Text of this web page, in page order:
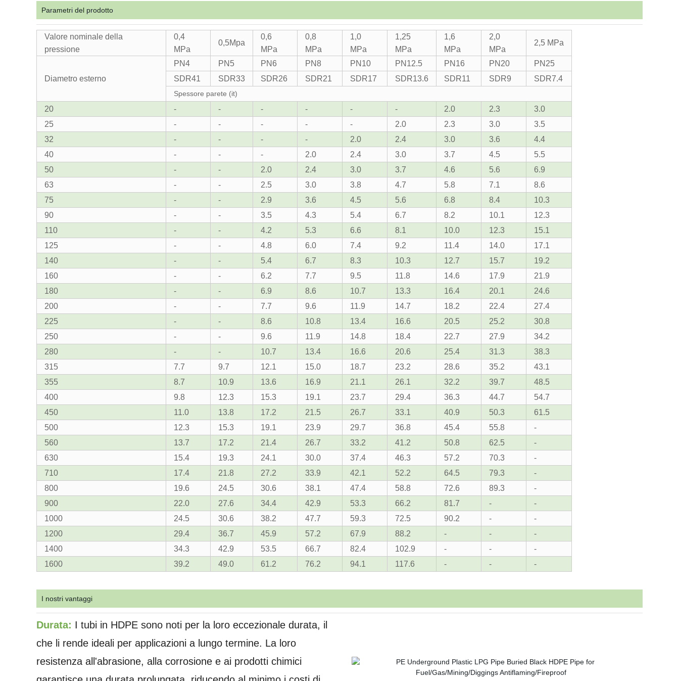
Parametri del prodotto
Valore nominale della
pressione
0,4
MPa
0,5Mpa
0,6
MPa
0,8
MPa
1,0
MPa
1,25
MPa
1,6
MPa
2,0
MPa
2,5 MPa
Diametro esterno
PN4 PN5 PN6 PN8 PN10 PN12.5 PN16 PN20
PN25
SDR41
SDR33 SDR26 SDR21 SDR17 SDR13.6 SDR11 SDR9 SDR7.4
Spessore parete (it)
20 - - - - - - 2.0 2.3
3.0
25
- - - - - 2.0 2.3 3.0
3.5
32
- - - - 2.0 2.4 3.0 3.6
4.4
40
- - - 2.0 2.4 3.0 3.7 4.5
5.5
50
- - 2.0 2.4 3.0 3.7 4.6 5.6
6.9
63
- - 2.5 3.0 3.8 4.7 5.8 7.1
8.6
75
- - 2.9 3.6 4.5 5.6 6.8 8.4
10.3
90
- - 3.5 4.3 5.4 6.7 8.2 10.1
12.3
110
- - 4.2 5.3 6.6 8.1 10.0 12.3
15.1
125
- - 4.8 6.0 7.4 9.2 11.4 14.0
17.1
140
- - 5.4 6.7 8.3 10.3 12.7 15.7
19.2
160
- - 6.2 7.7 9.5 11.8 14.6 17.9
21.9
180
- - 6.9 8.6 10.7 13.3 16.4 20.1
24.6
200
- - 7.7 9.6 11.9 14.7 18.2 22.4
27.4
225
- - 8.6 10.8 13.4 16.6 20.5 25.2
30.8
250
- - 9.6 11.9 14.8 18.4 22.7 27.9
34.2
280
- - 10.7 13.4 16.6 20.6 25.4 31.3
38.3
315
7.7 9.7 12.1 15.0 18.7 23.2 28.6 35.2
43.1
355
8.7 10.9 13.6 16.9 21.1 26.1 32.2 39.7
48.5
400
9.8 12.3 15.3 19.1 23.7 29.4 36.3 44.7
54.7
450
11.0 13.8 17.2 21.5 26.7 33.1 40.9 50.3
61.5
500
12.3 15.3 19.1 23.9 29.7 36.8 45.4 55.8
-
560
13.7 17.2 21.4 26.7 33.2 41.2 50.8 62.5
-
630
15.4 19.3 24.1 30.0 37.4 46.3 57.2 70.3
-
710
17.4 21.8 27.2 33.9 42.1 52.2 64.5 79.3
-
800
19.6 24.5 30.6 38.1 47.4 58.8 72.6 89.3
-
900
22.0 27.6 34.4 42.9 53.3 66.2 81.7 -
-
1000
24.5 30.6 38.2 47.7 59.3 72.5 90.2 -
-
1200
29.4 36.7 45.9 57.2 67.9 88.2 - -
-
1400
34.3 42.9 53.5 66.7 82.4 102.9 - -
-
1600
39.2 49.0 61.2 76.2 94.1 117.6 - - -
I nostri vantaggi
Durata: I tubi in HDPE sono noti per la loro eccezionale durata, il
che li rende ideali per applicazioni a lungo termine. La loro
resistenza all'abrasione, alla corrosione e ai prodotti chimici